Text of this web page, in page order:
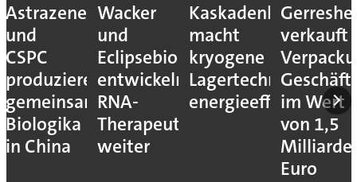
Astrazeneca
und
CSPC
produzieren
gemeinsam
Biologika
in China
Wacker
und
Eclipsebio
entwickeln
RNA-
Therapeutika
weiter
Kaskadenkonzept
macht
kryogene
Lagertechnik
energieeffizienter
verkauft
im Wert
von 1,5
Euro